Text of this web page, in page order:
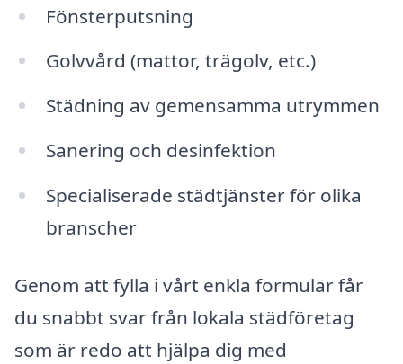
Fönsterputsning
Golvvård (mattor, trägolv, etc.)
Städning av gemensamma utrymmen
Sanering och desinfektion
Specialiserade städtjänster för olika
branscher
Genom att fylla i vårt enkla formulär får
du snabbt svar från lokala städföretag
som är redo att hjälpa dig med